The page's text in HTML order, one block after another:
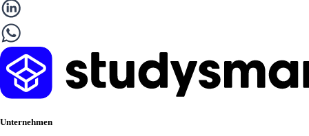
Unternehmen